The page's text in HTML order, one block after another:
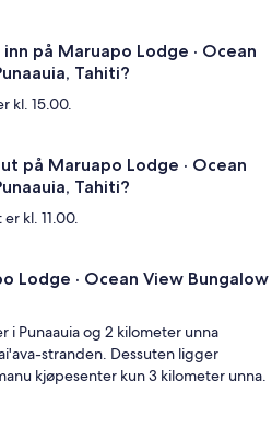
på Maruapo Lodge · Ocean
Tahiti?
kl. 15.00.
på Maruapo Lodge · Ocean
Tahiti?
kl. 11.00.
Lodge · Ocean View Bungalow
i Punaauia og 2 kilometer unna
stranden. Dessuten ligger
kjøpesenter kun 3 kilometer unna.